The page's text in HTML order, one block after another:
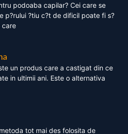
podoaba capilar? Cei care se
p?rului ?tiu c?t de dificil poate fi s?
care
un produs care a castigat din ce
in ultimii ani. Este o alternativa
tot mai des folosita de